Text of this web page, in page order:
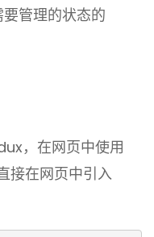
管理的状态的
，在网页中使用
接在网页中引入